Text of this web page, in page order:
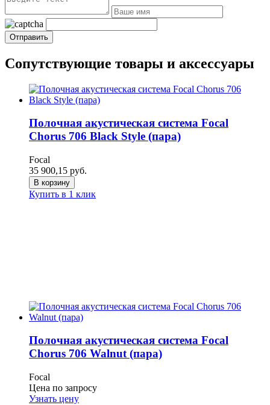
Сопутствующие товары и аксессуары
Полочная акустическая система Focal
Chorus 706 Black Style (пара)
Focal
35 900,15 руб.
В корзину
Купить в 1 клик
Полочная акустическая система Focal
Chorus 706 Walnut (пара)
Focal
Цена по запросу
Узнать цену